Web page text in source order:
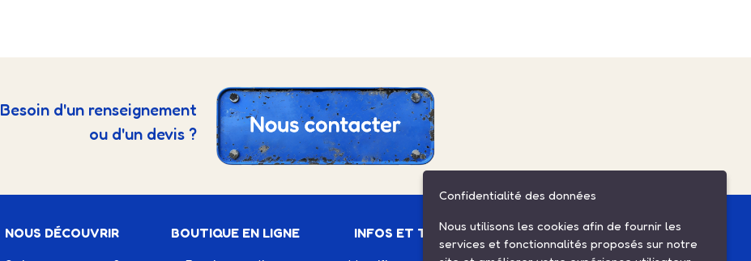
Besoin d'un renseignement
ou d'un devis ?
NOUS DÉCOUVRIR
BOUTIQUE EN LIGNE
INFOS ET TUTOS
ESPACE CLIENT
Confidentialité des données
Nous utilisons les cookies afin de fournir les
services et fonctionnalités proposés sur notre